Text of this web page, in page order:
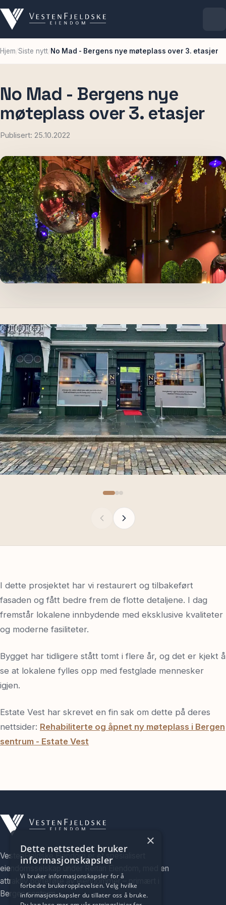
Eiendommer
Ledige lokaler
Aktuelt
Kontakt
Spør oss
Hjem/Siste nytt/No Mad - Bergens nye møteplass over 3. etasjer
No Mad - Bergens nye
møteplass over 3. etasjer
Publisert: 25.10.2022
I dette prosjektet har vi restaurert og tilbakeført
fasaden og fått bedre frem de flotte detaljene. I dag
fremstår lokalene innbydende med eksklusive kvaliteter
og moderne fasiliteter.
Bygget har tidligere stått tomt i flere år, og det er kjekt å
se at lokalene fylles opp med festglade mennesker
igjen.
Estate Vest har skrevet en fin sak om dette på deres
nettsider: Rehabiliterte og åpnet ny møteplass i Bergen
sentrum - Estate Vest
VestenFjeldske Eiendom er et spesialisert
eiendomsselskap under Reitan Eiendom, med en
attraktiv portefølje av eiendommer – primært i
Bergen sentrum.
×
Dette nettstedet bruker
informasjonskapsler
Vi bruker informasjonskapsler for å
forbedre brukeropplevelsen. Velg hvilke
informasjonskapsler du tillater oss å bruke.